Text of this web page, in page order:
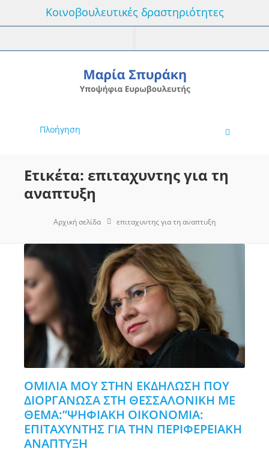
Κοινοβουλευτικές δραστηριότητες
Πλοήγηση
Ετικέτα: επιταχυντης για τη
αναπτυξη
Αρχική σελίδα επιταχυντης για τη αναπτυξη
OMΙΛΙΑ ΜΟΥ ΣΤΗΝ ΕΚΔΗΛΩΣΗ ΠΟΥ
ΔΙΟΡΓΑΝΩΣΑ ΣΤΗ ΘΕΣΣΑΛΟΝΙΚΗ ΜΕ
ΘΕΜΑ:”ΨΗΦΙΑΚΗ ΟΙΚΟΝΟΜΙΑ:
ΕΠΙΤΑΧΥΝΤΗΣ ΓΙΑ ΤΗΝ ΠΕΡΙΦΕΡΕΙΑΚΗ
ΑΝΑΠΤΥΞΗ